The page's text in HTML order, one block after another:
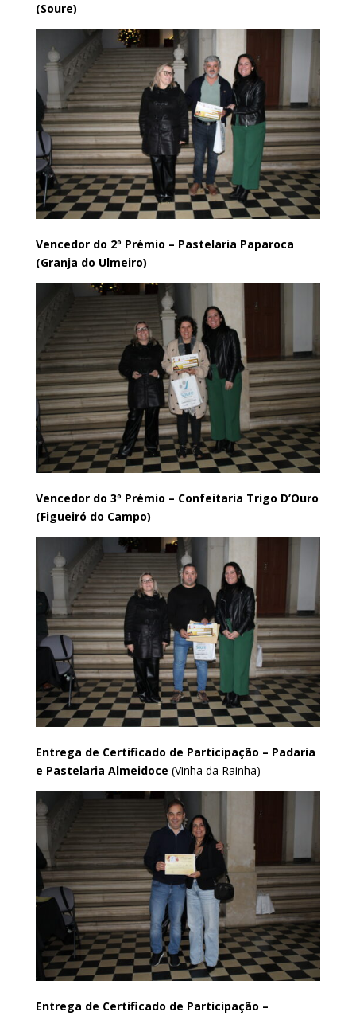
(Soure)
Vencedor do 2º Prémio – Pastelaria Paparoca
(Granja do Ulmeiro)
Vencedor do 3º Prémio – Confeitaria Trigo D’Ouro
(Figueiró do Campo)
Entrega de Certificado de Participação – Padaria
e Pastelaria Almeidoce (Vinha da Rainha)
Entrega de Certificado de Participação –